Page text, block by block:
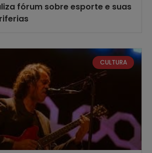
fórum sobre esporte e suas
CULTURA